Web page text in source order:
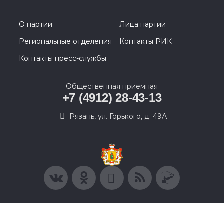
О партии
Лица партии
Региональные отделения
Контакты РИК
Контакты пресс-службы
Общественная приемная
+7 (4912) 28-43-13
Рязань, ул. Горького, д. 49А